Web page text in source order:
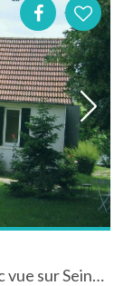
Très lumineuse maison de charme avec vue sur Seine à Evecquemont